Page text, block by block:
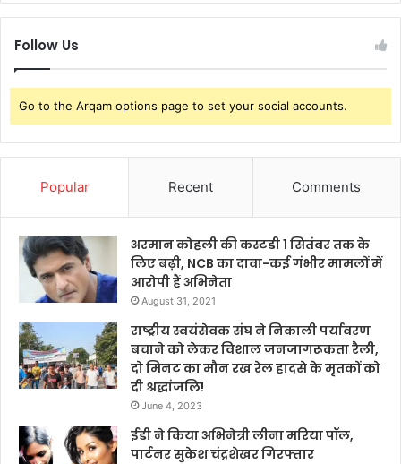
Follow Us
Go to the Arqam options page to set your social accounts.
Popular Recent Comments
अरमान कोहली की कस्टडी 1 सितंबर तक के
लिए बढ़ी, NCB का दावा-कई गंभीर मामलों में
आरोपी हैं अभिनेता
August 31, 2021
राष्ट्रीय स्वयंसेवक संघ ने निकाली पर्यावरण
बचाने को लेकर विशाल जनजागरूकता रैली,
दो मिनट का मौन रख रेल हादसे के मृतकों को
दी श्रद्धांजलि!
June 4, 2023
ईडी ने किया अभिनेत्री लीना मरिया पॉल,
पार्टनर सुकेश चंद्रशेखर गिरफ्तार